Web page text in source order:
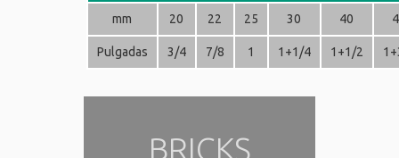
mm 20 22 25 30 40
Pulgadas 3/4 7/8 1 1+1/4 1+1/2
BRICKS